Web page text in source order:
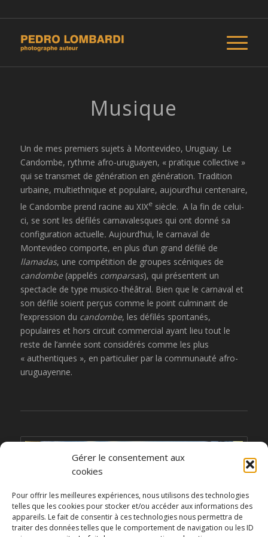
Gérer le consentement aux
cookies
Pour offrir les meilleures expériences, nous utilisons des technologies
telles que les cookies pour stocker et/ou accéder aux informations des
appareils. Le fait de consentir à ces technologies nous permettra de
traiter des données telles que le comportement de navigation ou les ID
Musique
Un de mes premiers sujets à Montevideo, Uruguay. Le
Candombe, rythme afro-uruguayen, « pratique collective »
qui se transmet de génération en génération. Tradition
urbaine, multiethnique et populaire, aujourd’hui centenaire,
le Candombe prend racine au XIXesiècle. A la fin de celui-
ci, se sont les défilés carnavalesques qui ont donné sa
configuration actuelle. Aujourd’hui, le carnaval de
Montevideo comporte, en plus d’un grand défilé de
llamadas, une compétition de groupes scéniques de
candombe(appelés comparsas), qui présentent un
spectacle de type musico-théâtral. Bien que le carnaval et
son défilé soient perçus comme le point culminant de
l’expression du candombe, les défilés spontanés,
populaires et hors circuit commercial ayant lieu tout le
reste de l’année sont considérés comme les plus
« authentiques », en particulier par la communauté afro-
uruguayenne.